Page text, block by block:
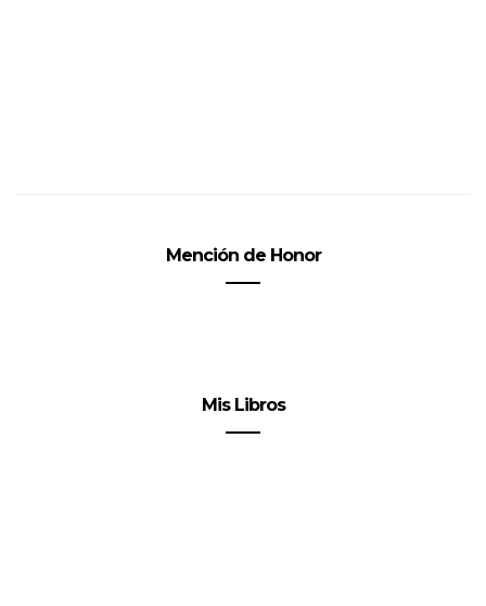
Mención de Honor
Mis Libros